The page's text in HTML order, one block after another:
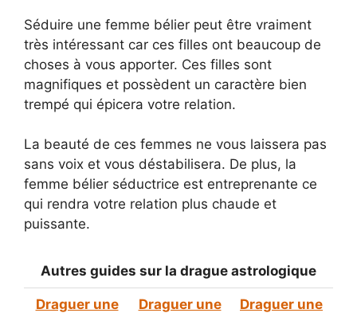
Séduire une femme bélier peut être vraiment
très intéressant car ces filles ont beaucoup de
choses à vous apporter. Ces filles sont
magnifiques et possèdent un caractère bien
trempé qui épicera votre relation.
La beauté de ces femmes ne vous laissera pas
sans voix et vous déstabilisera. De plus, la
femme bélier séductrice est entreprenante ce
qui rendra votre relation plus chaude et
puissante.
Autres guides sur la drague astrologique
Draguer une
Draguer une
Draguer une